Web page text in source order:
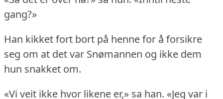
gang?»
Han kikket fort bort på henne for å forsikre
seg om at det var Snømannen og ikke dem
hun snakket om.
«Vi veit ikke hvor likene er,» sa han. «Jeg var i